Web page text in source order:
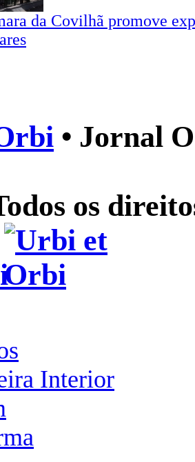
da Covilhã promove
• Jornal
os
Interior